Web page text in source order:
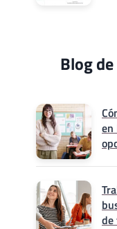
Blog
en
de